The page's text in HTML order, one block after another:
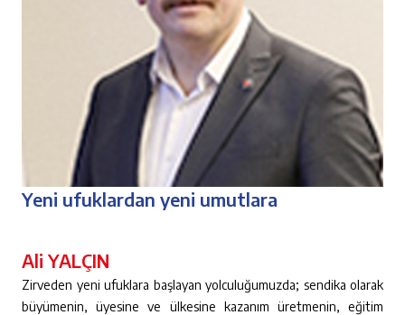
Yeni ufuklardan yeni umutlara
Ali YALÇIN
Zirveden yeni ufuklara başlayan yolculuğumuzda; sendika olarak
büyümenin, üyesine ve ülkesine kazanım üretmenin, eğitim